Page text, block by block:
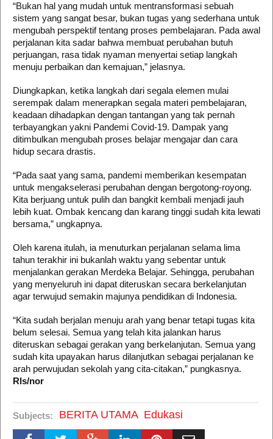
“Bukan hal yang mudah untuk mentransformasi sebuah
sistem yang sangat besar, bukan tugas yang sederhana untuk
mengubah perspektif tentang proses pembelajaran. Pada awal
perjalanan kita sadar bahwa membuat perubahan butuh
perjuangan, rasa tidak nyaman menyertai setiap langkah
menuju perbaikan dan kemajuan,” jelasnya.
Diungkapkan, ketika langkah dari segala elemen mulai
serempak dalam menerapkan segala materi pembelajaran,
keadaan dihadapkan dengan tantangan yang tak pernah
terbayangkan yakni Pandemi Covid-19. Dampak yang
ditimbulkan mengubah proses belajar mengajar dan cara
hidup secara drastis.
“Pada saat yang sama, pandemi memberikan kesempatan
untuk mengakselerasi perubahan dengan bergotong-royong.
Kita berjuang untuk pulih dan bangkit kembali menjadi jauh
lebih kuat. Ombak kencang dan karang tinggi sudah kita lewati
bersama,” ungkapnya.
Oleh karena itulah, ia menuturkan perjalanan selama lima
tahun terakhir ini bukanlah waktu yang sebentar untuk
menjalankan gerakan Merdeka Belajar. Sehingga, perubahan
yang menyeluruh ini dapat diteruskan secara berkelanjutan
agar terwujud semakin majunya pendidikan di Indonesia.
“Kita sudah berjalan menuju arah yang benar tetapi tugas kita
belum selesai. Semua yang telah kita jalankan harus
diteruskan sebagai gerakan yang berkelanjutan. Semua yang
sudah kita upayakan harus dilanjutkan sebagai perjalanan ke
arah perwujudan sekolah yang cita-citakan,” pungkasnya.
Rls/nor
Subjects: BERITA UTAMA Edukasi